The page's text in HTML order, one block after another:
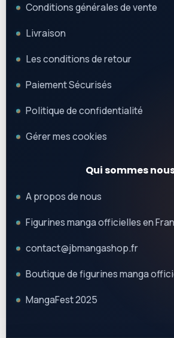
Conditions générales de vente
Livraison
Les conditions de retour
Paiement Sécurisés
Politique de confidentialité
Gérer mes cookies
Qui sommes
A propos de nous
Figurines manga officielles en
contact@jbmangashop.fr
Boutique de figurines manga
MangaFest 2025